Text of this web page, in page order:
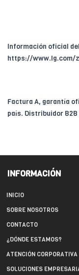
Información oficial
https://
Factura A, garantía
país. Distribuidor B2B
INFORMACIÓN
INICIO
SOBRE NOSOTROS
CONTACTO
¿DÓNDE ESTAMOS?
ATENCIÓN CORPORATIVA
SOLUCIONES